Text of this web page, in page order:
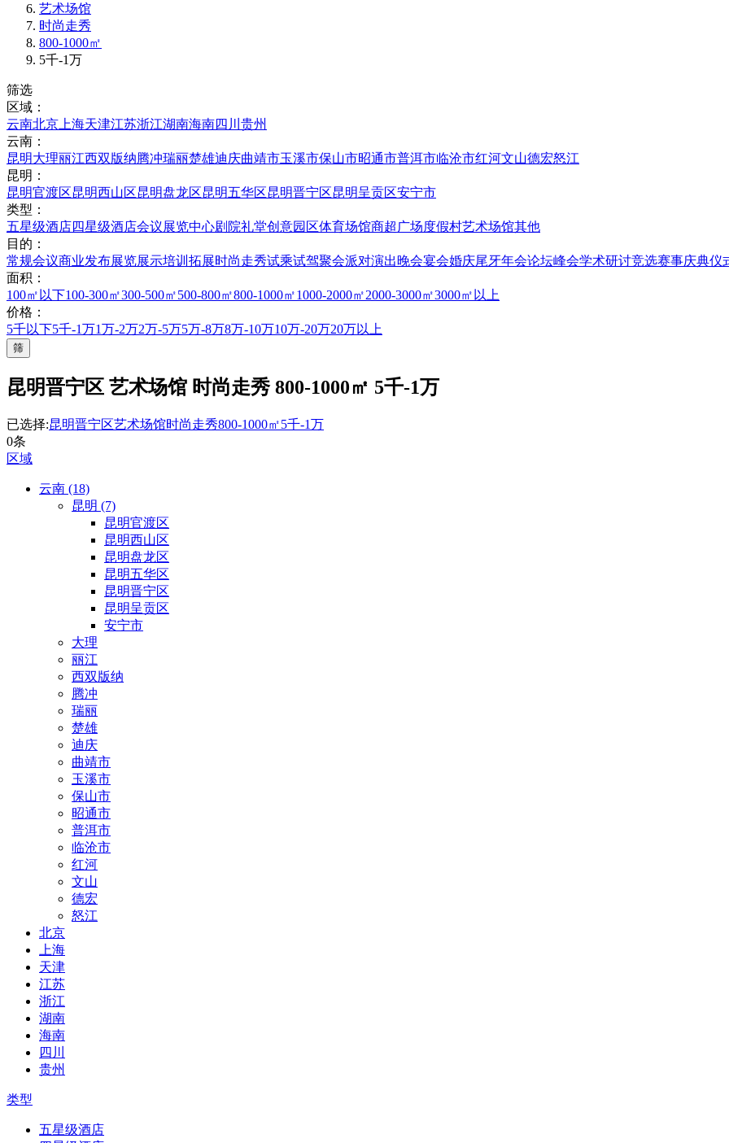
艺术场馆
时尚走秀
800-1000㎡
5千-1万
筛选
区域：
云南北京 上海天津江苏浙江湖南海南四川 贵州
云南：
昆明大理丽江西双版纳腾冲瑞丽楚雄迪庆曲靖市玉溪市保山市昭通市普洱市临沧市红河文山德宏怒江
昆明：
昆明官渡区昆明西山区昆明盘龙区昆明五华区昆明晋宁区昆明呈贡区安宁市
类型：
五星级酒店四星级酒店会议展览中心剧院礼堂创意园区体育场馆商超广场度假村艺术场馆其他
目的：
常规会议商业发布展览展示培训拓展时尚走秀试乘试驾聚会派对演出晚会宴会婚庆尾牙年会论坛峰会学术研讨竞选赛事庆典仪
面积：
100㎡以下100-300㎡300-500㎡500-800㎡800-1000㎡1000-2000㎡2000-3000㎡3000㎡以上
价格：
5千以下5千-1万1万-2万2万-5万5万-8万8万-10万10万-20万20万以上
筛
昆明晋宁区 艺术场馆 时尚走秀 800-1000㎡ 5千-1万
已选择:昆明晋宁区艺术场馆时尚走秀800-1000㎡5千-1万
0条
区域
云南 (18)
昆明 (7)
昆明官渡区
昆明西山区
昆明盘龙区
昆明五华区
昆明晋宁区
昆明呈贡区
安宁市
大理
丽江
西双版纳
腾冲
瑞丽
楚雄
迪庆
曲靖市
玉溪市
保山市
昭通市
普洱市
临沧市
红河
文山
德宏
怒江
北京
上海
天津
江苏
浙江
湖南
海南
四川
贵州
类型
五星级酒店